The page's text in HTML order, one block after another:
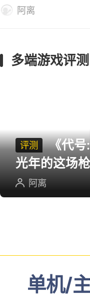
女
阿离
多端游戏评测
评测
《代号:对决》试玩:朝夕
光年的这场
血压
阿离
单机/